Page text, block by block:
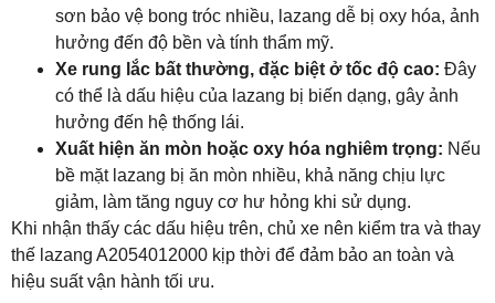
sơn bảo vệ bong tróc nhiều, lazang dễ bị oxy hóa, ảnh
hưởng đến độ bền và tính thẩm mỹ.
Xe rung lắc bất thường, đặc biệt ở tốc độ cao: Đây
có thể là dấu hiệu của lazang bị biến dạng, gây ảnh
hưởng đến hệ thống lái.
Xuất hiện ăn mòn hoặc oxy hóa nghiêm trọng: Nếu
bề mặt lazang bị ăn mòn nhiều, khả năng chịu lực
giảm, làm tăng nguy cơ hư hỏng khi sử dụng.
Khi nhận thấy các dấu hiệu trên, chủ xe nên kiểm tra và thay
thế lazang A2054012000 kịp thời để đảm bảo an toàn và
hiệu suất vận hành tối ưu.